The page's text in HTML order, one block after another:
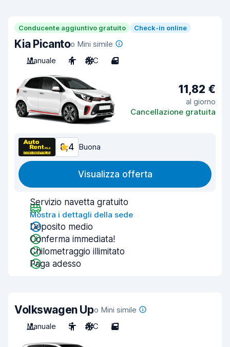
Conducente aggiuntivo gratuito Check-in online
Kia Picantoo Mini simile
Manuale
4 A/C 4
11,82 €
al giorno
Cancellazione gratuita
8,4 Buona
Visualizza offerta
Servizio navetta gratuito
Mostra i dettagli della sede
Deposito medio
Conferma immediata!
Chilometraggio illimitato
Paga adesso
Volkswagen Upo Mini simile
Manuale
5 A/C 5